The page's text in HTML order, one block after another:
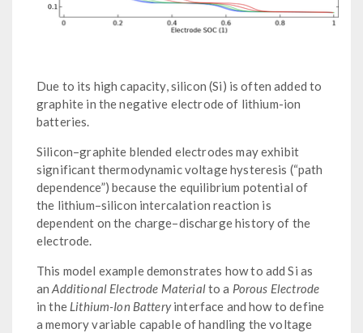
Due to its high capacity, silicon (Si) is often added to
graphite in the negative electrode of lithium-ion
batteries.
Silicon–graphite blended electrodes may exhibit
significant thermodynamic voltage hysteresis (“path
dependence”) because the equilibrium potential of
the lithium–silicon intercalation reaction is
dependent on the charge–discharge history of the
electrode.
This model example demonstrates how to add Si as
anAdditional Electrode Materialto a Porous Electrode
in the Lithium-Ion Batteryinterface and how to define
a memory variable capable of handling the voltage